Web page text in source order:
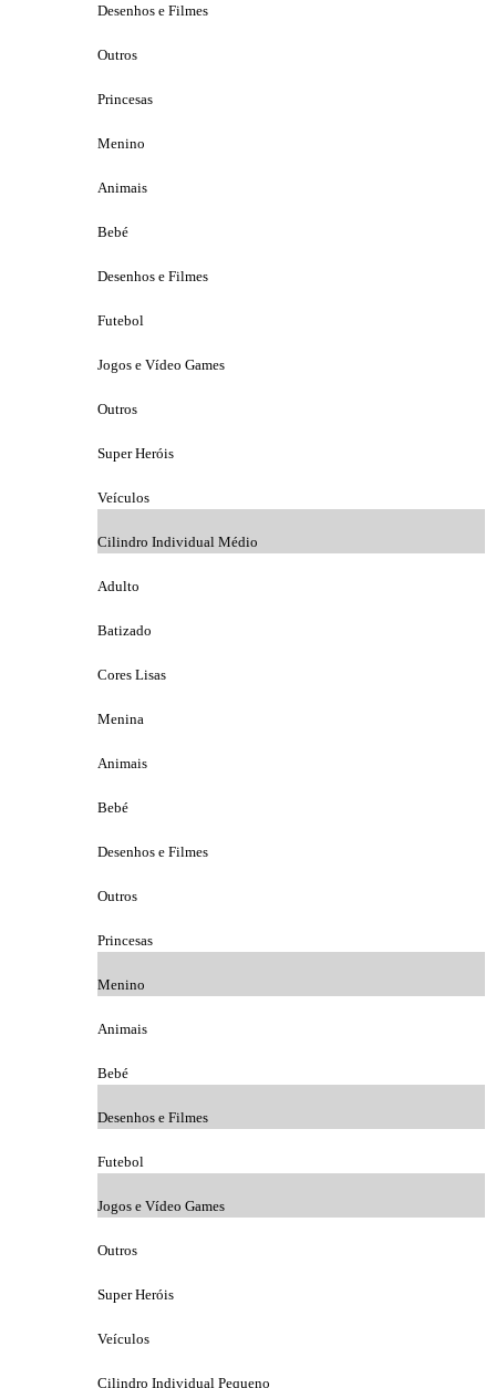
Desenhos e Filmes
Outros
Princesas
Menino
Animais
Bebé
Desenhos e Filmes
Futebol
Jogos e Vídeo Games
Outros
Super Heróis
Veículos
Cilindro Individual Médio
Adulto
Batizado
Cores Lisas
Menina
Animais
Bebé
Desenhos e Filmes
Outros
Princesas
Menino
Animais
Bebé
Desenhos e Filmes
Futebol
Jogos e Vídeo Games
Outros
Super Heróis
Veículos
Cilindro Individual Pequeno